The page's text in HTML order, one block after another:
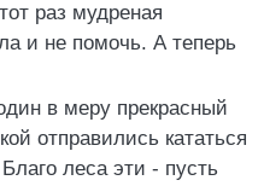
раз мудреная
и не помочь. А теперь
в меру прекрасный
отправились кататься
леса эти - пусть